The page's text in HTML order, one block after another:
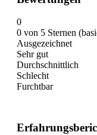
0
0 von 5 Sternen
Ausgezeichnet
Sehr gut
Durchschnittlich
Schlecht
Furchtbar